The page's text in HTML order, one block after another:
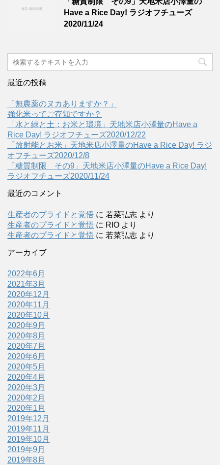
Have a Rice Day! ラジオフチューズ
2020/11/24
最近の投稿
「無農薬のヌカありますか？」
強化米ってご存知ですか？
「水と緑と土：お米と環境」天地米店小澤量のHave a
Rice Day! ラジオフチューズ2020/12/22
「放射能とお米」天地米店小澤量のHave a Rice Day! ラジ
オフチューズ2020/12/8
「糖質制限 その9」天地米店小澤量のHave a Rice Day!
ラジオフチューズ2020/11/24
最近のコメント
生産者のプライドと覚悟 に 若菜弘志 より
生産者のプライドと覚悟 に RIO より
生産者のプライドと覚悟 に 若菜弘志 より
アーカイブ
2022年6月
2021年3月
2020年12月
2020年11月
2020年10月
2020年9月
2020年8月
2020年7月
2020年6月
2020年5月
2020年4月
2020年3月
2020年2月
2020年1月
2019年12月
2019年11月
2019年10月
2019年9月
2019年8月